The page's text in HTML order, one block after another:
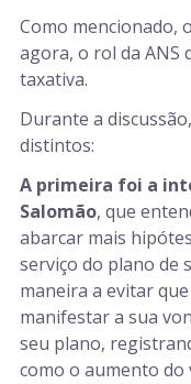
Como mencionado,
agora, o rol da ANS
taxativa.
Durante a
distintos:
A primeira foi a
Salomão, que
abarcar mais
serviço do plano de
maneira a evitar
manifestar a sua
seu plano,
como o aumento do